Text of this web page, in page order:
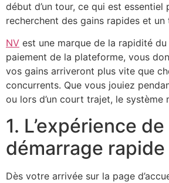
début d’un tour, ce qui est essentiel
recherchent des gains rapides et un
NV est une marque de la rapidité
paiement de la plateforme, vous
vos gains arriveront plus vite que
concurrents. Que vous jouiez
ou lors d’un court trajet, le système
1. L’expérience de
démarrage rapide
Dès votre arrivée sur la page